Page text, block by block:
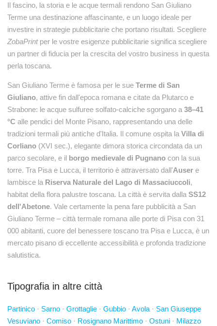
Il fascino, la storia e le acque termali rendono San Giuliano
Terme una destinazione affascinante, e un luogo ideale per
investire in strategie pubblicitarie che portano risultati. Scegliere
ZobaPrintper le vostre esigenze pubblicitarie significa scegliere
un partner di fiducia per la crescita del vostro business in questa
perla toscana.
San Giuliano Terme è famosa per le sue Terme di San
Giuliano, attive fin dall'epoca romana e citate da Plutarco e
Strabone: le acque sulfuree solfato-calciche sgorgano a 38–41
°C alle pendici del Monte Pisano, rappresentando una delle
tradizioni termali più antiche d'Italia. Il comune ospita la Villa di
Corliano (XVI sec.), elegante dimora storica circondata da un
parco secolare, e il borgo medievale di Pugnano con la sua
torre. Tra Pisa e Lucca, il territorio è attraversato dall'Auser e
lambisce la Riserva Naturale del Lago di Massaciuccoli,
habitat della flora palustre toscana. La città è servita dalla SS12
dell'Abetone. Vale certamente la pena fare pubblicità a San
Giuliano Terme – città termale romana alle porte di Pisa con 31
000 abitanti, cuore del benessere toscano tra Pisa e Lucca, è un
mercato pisano di eccellente accessibilità e profonda tradizione
salutistica.
Tipografia in altre città
Partinico · Sarno · Grottaglie · Gubbio · Avola · San Giuseppe
Vesuviano · Comiso · Rosignano Marittimo · Ostuni · Milazzo